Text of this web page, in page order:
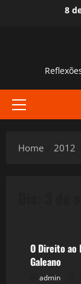
8
Primary
Home 2012
O Direito ao
Galeano
admin